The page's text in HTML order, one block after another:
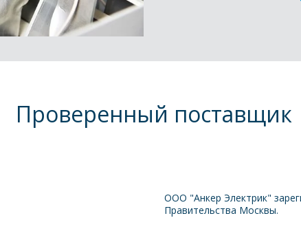
Проверенный поставщик
ООО "Анкер Электрик"
Правительства Москвы.